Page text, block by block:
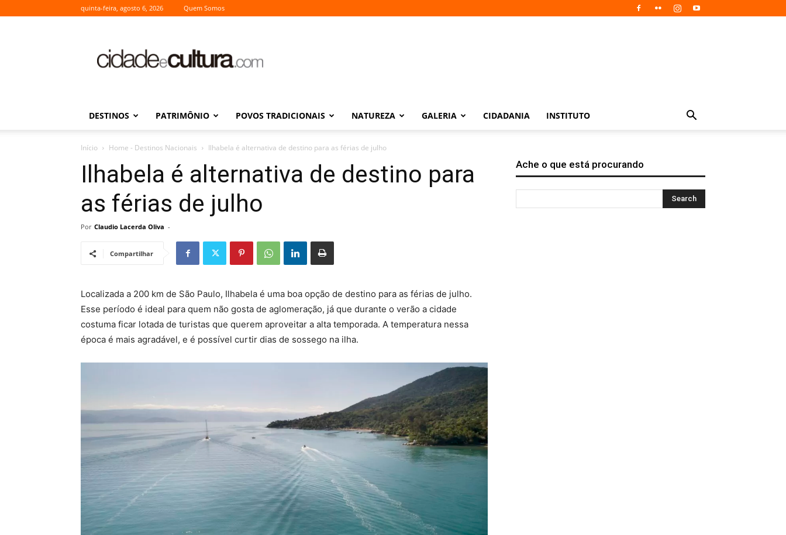
quinta-feira, agosto 6, 2026 Quem Somos
Cultura
DESTINOS PATRIMÔNIO POVOS TRADICIONAIS NATUREZA GALERIA CIDADANIA INSTITUTO
Início Home - Destinos Nacionais Ilhabela é alternativa de destino para as férias de julho
Ilhabela é alternativa de destino para
as férias de julho
Por Claudio Lacerda Oliva -
Compartilhar
Localizada a 200 km de São Paulo, Ilhabela é uma boa opção de destino para as férias de julho.
Esse período é ideal para quem não gosta de aglomeração, já que durante o verão a cidade
costuma ficar lotada de turistas que querem aproveitar a alta temporada. A temperatura nessa
época é mais agradável, e é possível curtir dias de sossego na ilha.
Ache o que está procurando